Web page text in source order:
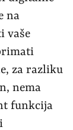
na
vaše
za razliku
nema
funkcija